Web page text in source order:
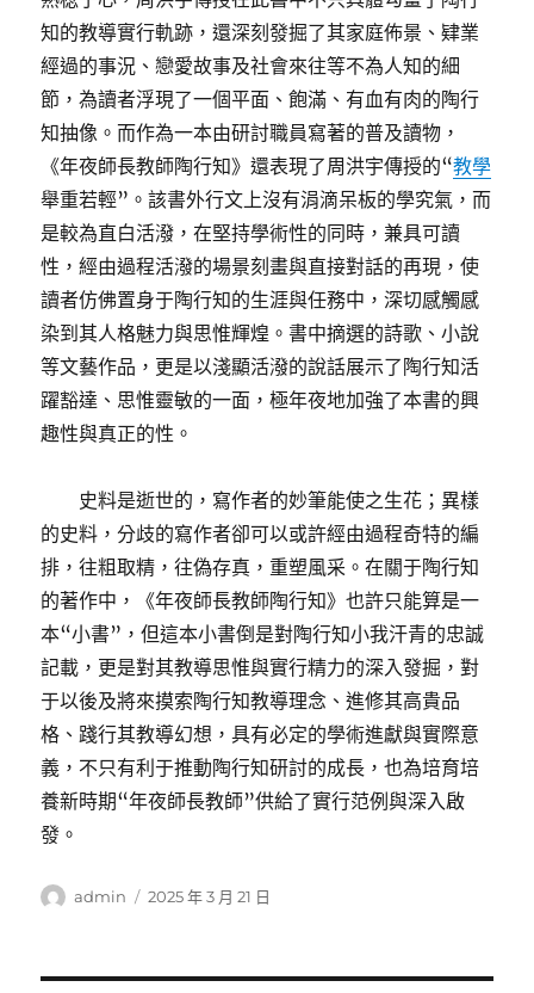
知的教導實行軌跡，還深刻發掘了其家庭佈景、肄業
經過的事況、戀愛故事及社會來往等不為人知的細
節，為讀者浮現了一個平面、飽滿、有血有肉的陶行
知抽像。而作為一本由研討職員寫著的普及讀物，
《年夜師長教師陶行知》還表現了周洪宇傳授的“教學
舉重若輕”。該書外行文上沒有涓滴呆板的學究氣，而
是較為直白活潑，在堅持學術性的同時，兼具可讀
性，經由過程活潑的場景刻畫與直接對話的再現，使
讀者仿佛置身于陶行知的生涯與任務中，深切感觸感
染到其人格魅力與思惟輝煌。書中摘選的詩歌、小說
等文藝作品，更是以淺顯活潑的說話展示了陶行知活
躍豁達、思惟靈敏的一面，極年夜地加強了本書的興
趣性與真正的性。
史料是逝世的，寫作者的妙筆能使之生花；異樣
的史料，分歧的寫作者卻可以或許經由過程奇特的編
排，往粗取精，往偽存真，重塑風采。在關于陶行知
的著作中，《年夜師長教師陶行知》也許只能算是一
本“小書”，但這本小書倒是對陶行知小我汗青的忠誠
記載，更是對其教導思惟與實行精力的深入發掘，對
于以後及將來摸索陶行知教導理念、進修其高貴品
格、踐行其教導幻想，具有必定的學術進獻與實際意
義，不只有利于推動陶行知研討的成長，也為培育培
養新時期“年夜師長教師”供給了實行范例與深入啟
發。
作
admin
發
2025 年 3 月 21 日